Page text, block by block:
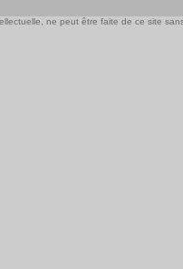
ne peut être faite de ce site